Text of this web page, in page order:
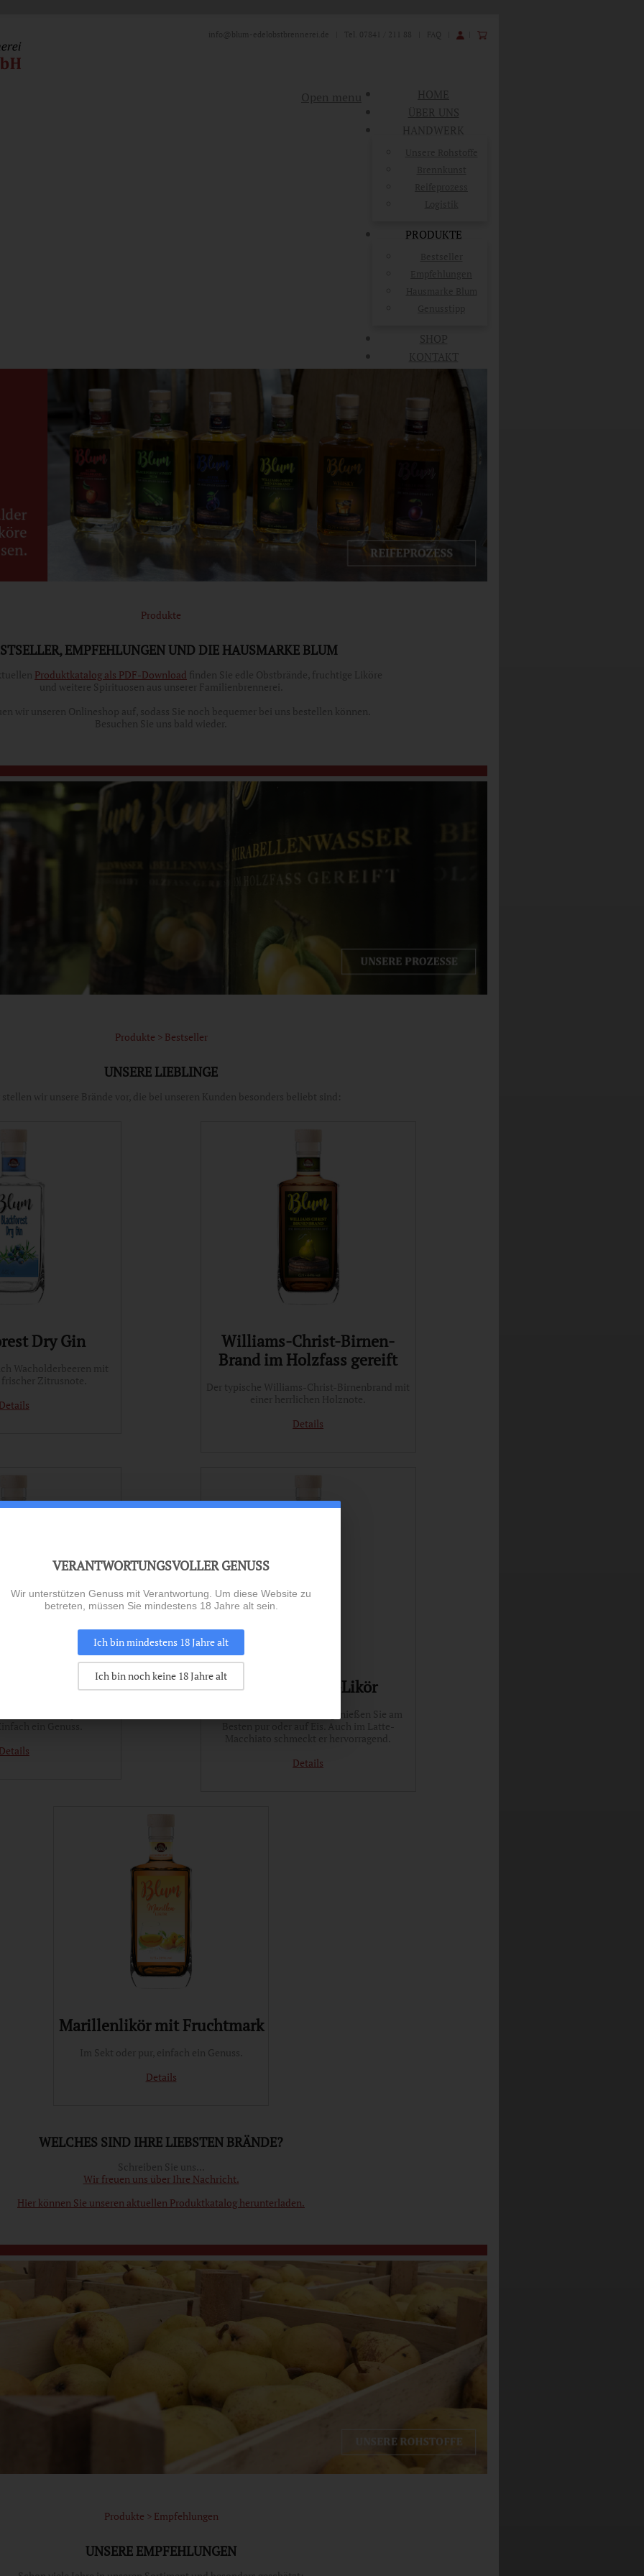
info@blum-edelobstbrennerei.de | Tel. 07841 / 211 88 | FAQ
Open menu
HOME
ÜBER UNS
HANDWERK
PRODUKTE
SHOP
KONTAKT
Produkte
EMPFEHLUNGEN UND DIE HAUSMARKE BLUM
Produktkatalog als PDF-Download finden Sie edle Obstbrände, fruchtige Liköre
und weitere Spirituosen aus unserer Familienbrennerei.
wir unseren Onlineshop auf, sodass Sie noch bequemer bei uns bestellen können.
Besuchen Sie uns bald wieder.
Produkte > Bestseller
UNSERE LIEBLINGE
wir unsere Brände vor, die bei unseren Kunden besonders beliebt sind:
Dry Gin
Wacholderbeeren mit
Zitrusnote.
Williams-Christ-Birnen-
Brand im Holzfass gereift
Der typische Williams-Christ-Birnenbrand mit
einer herrlichen Holznote.
Details
Kirsch-Cream-Likör
Unser Kirsch-Cream Likör genießen Sie am
Besten pur oder auf Eis. Auch im Latte-
Macchiato schmeckt er hervorragend.
Details
Marillenlikör mit Fruchtmark
Im Sekt oder pur, einfach ein Genuss.
Details
WELCHES SIND IHRE LIEBSTEN BRÄNDE?
Schreiben Sie uns...
Wir freuen uns über Ihre Nachricht.
Hier können Sie unseren aktuellen Produktkatalog herunterladen.
Produkte > Empfehlungen
UNSERE EMPFEHLUNGEN
VERANTWORTUNGSVOLLER GENUSS
Wir unterstützen Genuss mit Verantwortung. Um diese Website zu
betreten, müssen Sie mindestens 18 Jahre alt sein.
Ich bin mindestens 18 Jahre alt
Ich bin noch keine 18 Jahre alt